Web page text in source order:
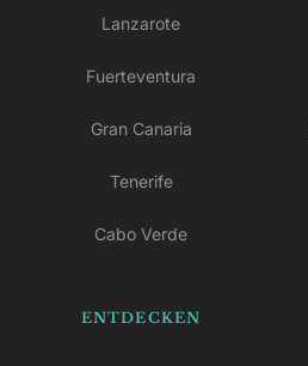
Lanzarote
Fuerteventura
Gran Canaria
Tenerife
Cabo Verde
ENTDECKEN